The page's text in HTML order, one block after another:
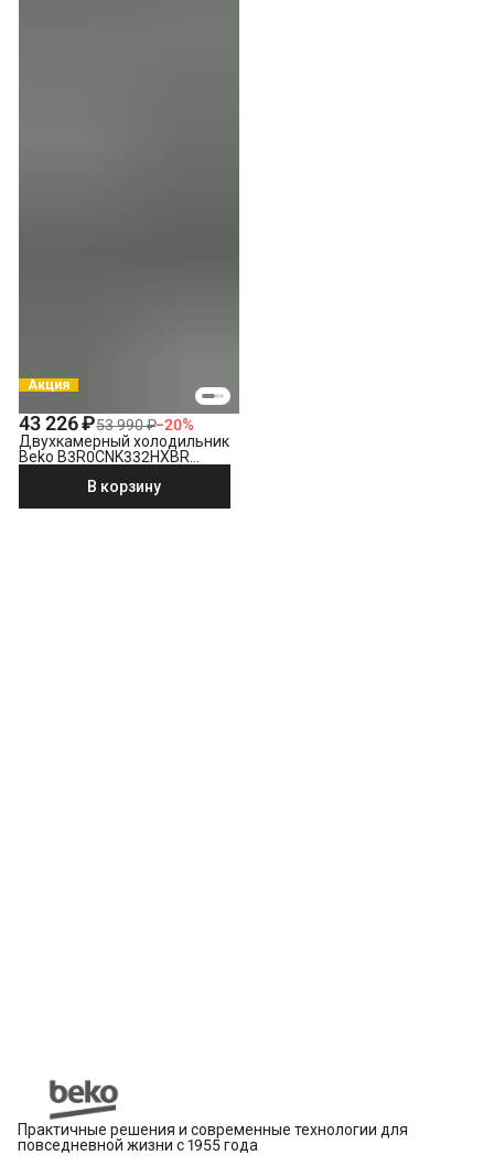
Акция
43 226 ₽53 990 ₽−20%
Двухкамерный холодильник
Beko B3R0CNK332HXBR
В корзину
Практичные решения и современные технологии для
повседневной жизни с 1955 года